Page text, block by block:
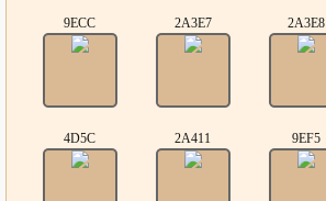
9ECC 2A3E7 2A3E8
4D5C 2A411 9EF5